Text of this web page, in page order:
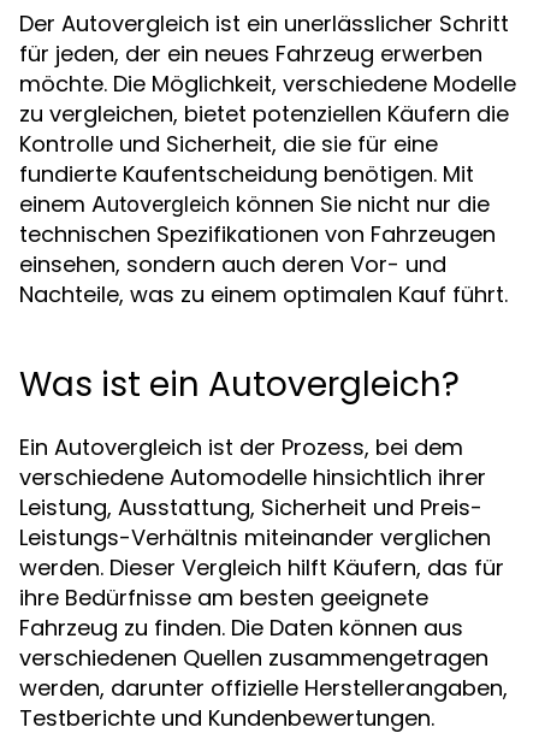
Der Autovergleich ist ein unerlässlicher Schritt
für jeden, der ein neues Fahrzeug erwerben
möchte. Die Möglichkeit, verschiedene Modelle
zu vergleichen, bietet potenziellen Käufern die
Kontrolle und Sicherheit, die sie für eine
fundierte Kaufentscheidung benötigen. Mit
einem Autovergleich können Sie nicht nur die
technischen Spezifikationen von Fahrzeugen
einsehen, sondern auch deren Vor- und
Nachteile, was zu einem optimalen Kauf führt.
Was ist ein Autovergleich?
Ein Autovergleich ist der Prozess, bei dem
verschiedene Automodelle hinsichtlich ihrer
Leistung, Ausstattung, Sicherheit und Preis-
Leistungs-Verhältnis miteinander verglichen
werden. Dieser Vergleich hilft Käufern, das für
ihre Bedürfnisse am besten geeignete
Fahrzeug zu finden. Die Daten können aus
verschiedenen Quellen zusammengetragen
werden, darunter offizielle Herstellerangaben,
Testberichte und Kundenbewertungen.